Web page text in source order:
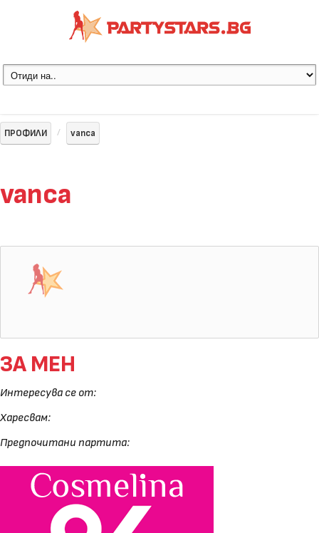
ПРОФИЛИ vanca
vanca
ЗА МЕН
Интересува се от:
Харесвам:
Предпочитани партита: